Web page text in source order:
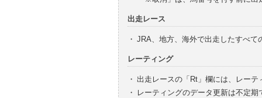
出走レース
・ JRA、地方、海外で出走したすべて
レーティング
・ 出走レースの「Rt」欄には、レーテ
・
レーティングのデータ更新は不定期